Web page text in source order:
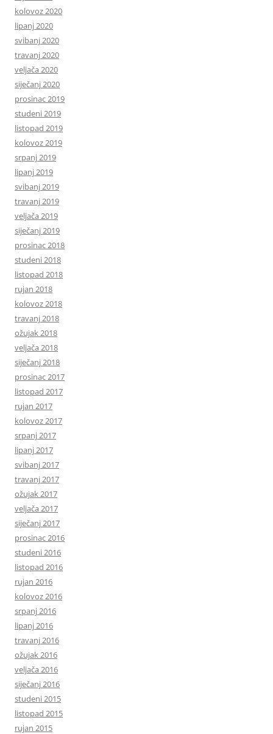
kolovoz 2020
lipanj 2020
svibanj 2020
travanj 2020
veljača 2020
siječanj 2020
prosinac 2019
studeni 2019
listopad 2019
kolovoz 2019
srpanj 2019
lipanj 2019
svibanj 2019
travanj 2019
veljača 2019
siječanj 2019
prosinac 2018
studeni 2018
listopad 2018
rujan 2018
kolovoz 2018
travanj 2018
ožujak 2018
veljača 2018
siječanj 2018
prosinac 2017
listopad 2017
rujan 2017
kolovoz 2017
srpanj 2017
lipanj 2017
svibanj 2017
travanj 2017
ožujak 2017
veljača 2017
siječanj 2017
prosinac 2016
studeni 2016
listopad 2016
rujan 2016
kolovoz 2016
srpanj 2016
lipanj 2016
travanj 2016
ožujak 2016
veljača 2016
siječanj 2016
studeni 2015
listopad 2015
rujan 2015